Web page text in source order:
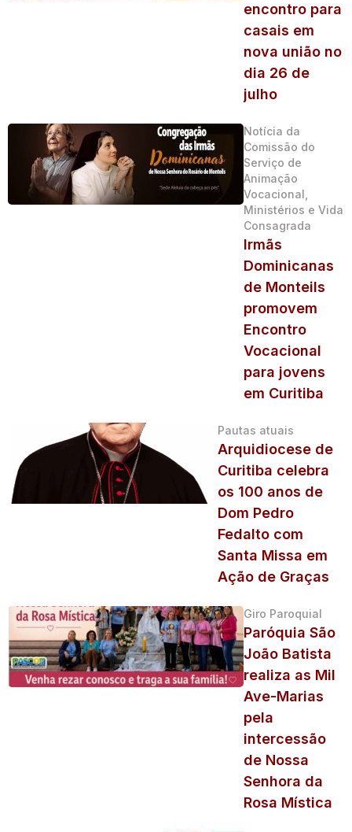
encontro para
casais em
nova união no
dia 26 de
julho
Notícia da
Comissão do
Serviço de
Animação
Vocacional,
Ministérios e Vida
Consagrada
Irmãs
Dominicanas
de Monteils
promovem
Encontro
Vocacional
para jovens
em Curitiba
Pautas atuais
Arquidiocese de
Curitiba celebra
os 100 anos de
Dom Pedro
Fedalto com
Santa Missa em
Ação de Graças
Giro Paroquial
Paróquia São
João Batista
realiza as Mil
Ave-Marias
pela
intercessão
de Nossa
Senhora da
Rosa Mística